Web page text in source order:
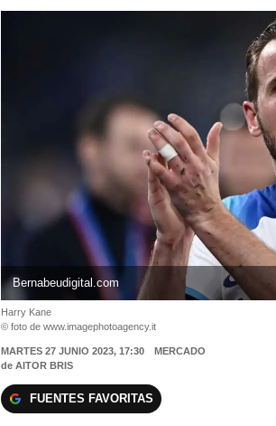
Bernabeudigital.com
Harry Kane
© foto de www.imagephotoagency.it
MARTES 27 JUNIO 2023, 17:30
MERCADO
de AITOR BRIS
FUENTES FAVORITAS